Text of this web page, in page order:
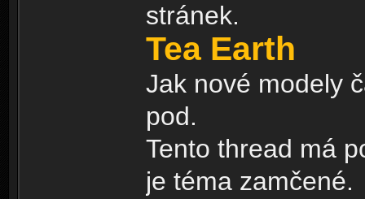
stránek.
Tea Earth
Jak nové modely
pod.
Tento thread má
je téma zamčené.